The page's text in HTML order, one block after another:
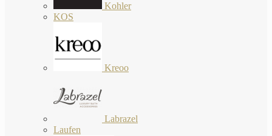
Kohler
KOS
Kreoo
Labrazel
Laufen